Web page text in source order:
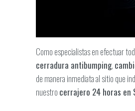
Como especialistas en efectuar
cerradura antibumping,
de manera inmediata al sitio que
nuestro cerrajero 24 horas en